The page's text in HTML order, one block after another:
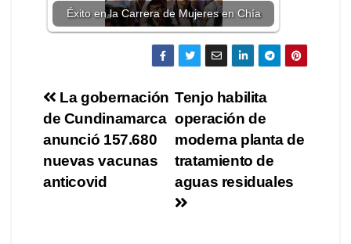
Éxito en la Carrera de Mujeres en Chía
Tenjo habilita
operación de
moderna planta de
tratamiento de
aguas residuales
La gobernación
de Cundinamarca
anunció 157.680
nuevas vacunas
anticovid